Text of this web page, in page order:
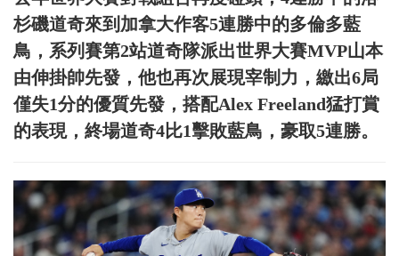
杉磯道奇來到加拿大作客5連勝中的多倫多藍
鳥，系列賽第2站道奇隊派出世界大賽MVP山本
由伸掛帥先發，他也再次展現宰制力，繳出6局
僅失1分的優質先發，搭配Alex Freeland猛打賞
的表現，終場道奇4比1擊敗藍鳥，豪取5連勝。